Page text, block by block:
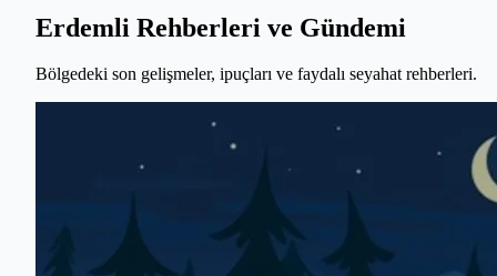
Erdemli Rehberleri ve Gündemi
Bölgedeki son gelişmeler, ipuçları ve faydalı seyahat rehberleri.